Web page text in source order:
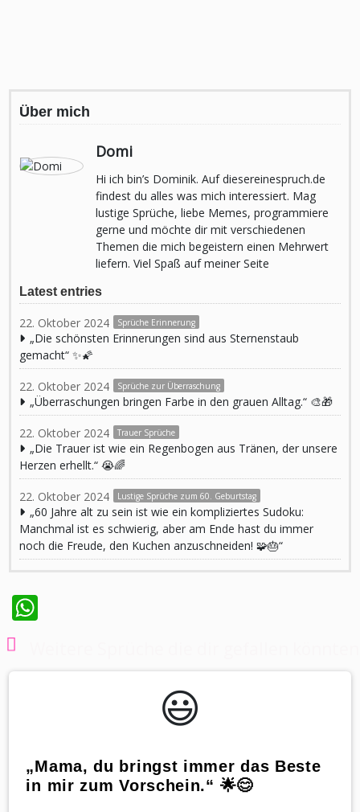
Über mich
Domi
Hi ich bin’s Dominik. Auf diesereinespruch.de
findest du alles was mich interessiert. Mag
lustige Sprüche, liebe Memes, programmiere
gerne und möchte dir mit verschiedenen
Themen die mich begeistern einen Mehrwert
liefern. Viel Spaß auf meiner Seite
Latest entries
22. Oktober 2024 Sprüche Erinnerung
„Die schönsten Erinnerungen sind aus Sternenstaub
gemacht“ ✨🌠
22. Oktober 2024 Sprüche zur Überraschung
„Überraschungen bringen Farbe in den grauen Alltag.“ 🎨🎁
22. Oktober 2024 Trauer Sprüche
„Die Trauer ist wie ein Regenbogen aus Tränen, der unsere
Herzen erhellt.“ 😭🌈
22. Oktober 2024 Lustige Sprüche zum 60. Geburtstag
„60 Jahre alt zu sein ist wie ein kompliziertes Sudoku:
Manchmal ist es schwierig, aber am Ende hast du immer
noch die Freude, den Kuchen anzuschneiden! 🧩🎂“
😃️
„Mama, du bringst immer das Beste
in mir zum Vorschein.“ 🌟😊